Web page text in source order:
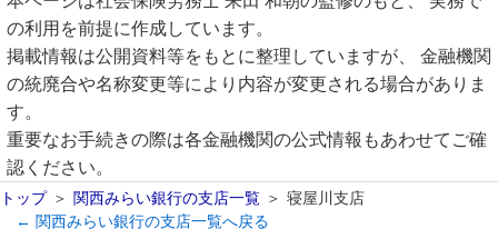
の利用を前提に作成しています。
掲載情報は公開資料等をもとに整理していますが、 金融機関
の統廃合や名称変更等により内容が変更される場合がありま
す。
重要なお手続きの際は各金融機関の公式情報もあわせてご確
認ください。
トップ 関西みらい銀行の支店一覧
寝屋川支店
← 関西みらい銀行の支店一覧へ戻る